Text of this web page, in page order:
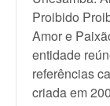
Proibido
Amor e
entidade
referências
criada em